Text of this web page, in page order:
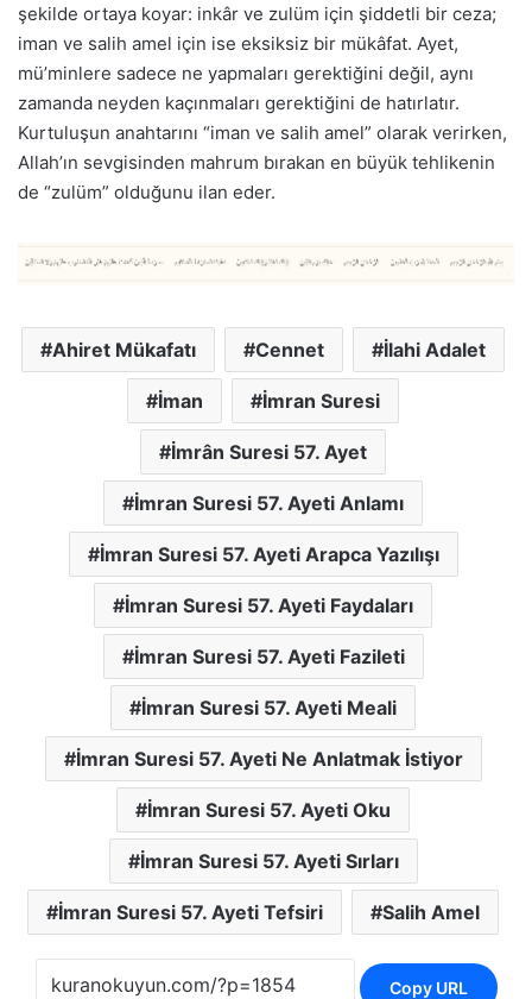
şekilde ortaya koyar: inkâr ve zulüm için şiddetli bir ceza;
iman ve salih amel için ise eksiksiz bir mükâfat. Ayet,
mü’minlere sadece ne yapmaları gerektiğini değil, aynı
zamanda neyden kaçınmaları gerektiğini de hatırlatır.
Kurtuluşun anahtarını “iman ve salih amel” olarak verirken,
Allah’ın sevgisinden mahrum bırakan en büyük tehlikenin
de “zulüm” olduğunu ilan eder.
Ahiret Mükafatı Cennet İlahi Adalet
İman İmran Suresi
İmrân Suresi 57. Ayet
İmran Suresi 57. Ayeti Anlamı
İmran Suresi 57. Ayeti Arapca Yazılışı
İmran Suresi 57. Ayeti Faydaları
İmran Suresi 57. Ayeti Fazileti
İmran Suresi 57. Ayeti Meali
İmran Suresi 57. Ayeti Ne Anlatmak İstiyor
İmran Suresi 57. Ayeti Oku
İmran Suresi 57. Ayeti Sırları
İmran Suresi 57. Ayeti Tefsiri Salih Amel
Copy URL